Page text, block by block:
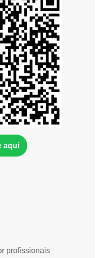
profissionais
aqui